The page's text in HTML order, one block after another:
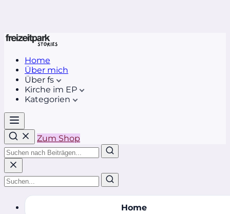
Home
Über mich
Über fs
Kirche im EP
Kategorien
Zum Shop
Home